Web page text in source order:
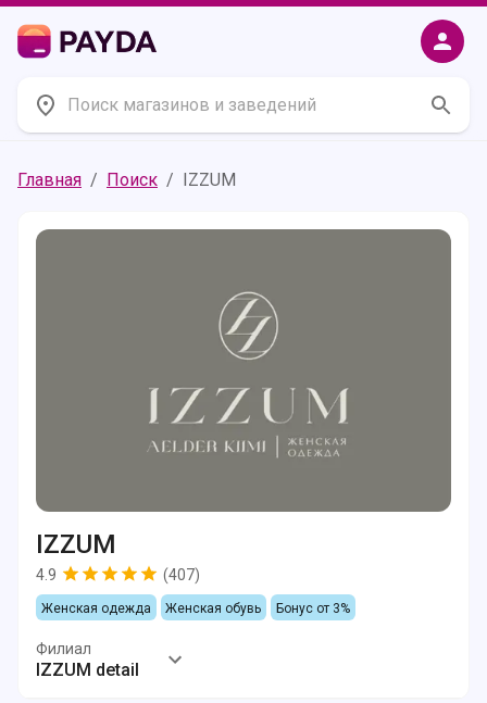
Главная / Поиск / IZZUM
IZZUM
4.9 (407)
Женская одежда Женская обувь Бонус от 3%
Филиал
IZZUM detail